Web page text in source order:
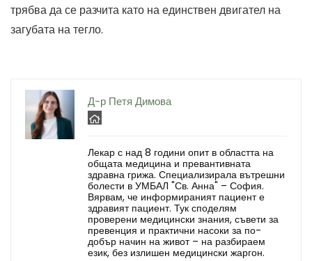
трябва да се разчита като на единствен двигател на
загубата на тегло.
Д-р Петя Димова
Лекар с над 8 години опит в областта на
общата медицина и превантивната
здравна грижа. Специализирала вътрешни
болести в УМБАЛ "Св. Анна" – София.
Вярвам, че информираният пациент е
здравият пациент. Тук споделям
проверени медицински знания, съвети за
превенция и практични насоки за по-
добър начин на живот – на разбираем
език, без излишен медицински жаргон.